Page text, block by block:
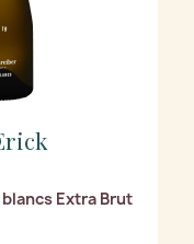
Extra Brut